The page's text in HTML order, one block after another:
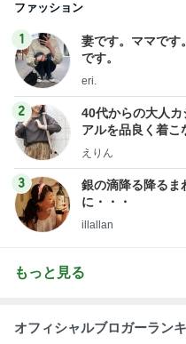
ファッション
1
妻です。ママです
です。
eri.
2
40代からの大人カ
アルを品良く着こ
ファッションブログ
えりん
3
銀の滴降る降るま
に・・・
illallan
もっと見る
オフィシャルブロガーラン